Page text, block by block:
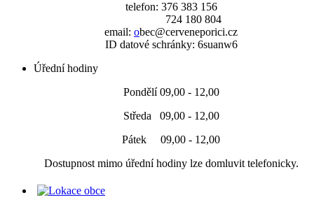
telefon: 376 383 156
724 180 804
email: obec@cerveneporici.cz
ID datové schránky: 6suanw6
Úřední hodiny
Pondělí 09,00 - 12,00
Středa 09,00 - 12,00
Pátek 09,00 - 12,00
Dostupnost mimo úřední hodiny lze domluvit telefonicky.